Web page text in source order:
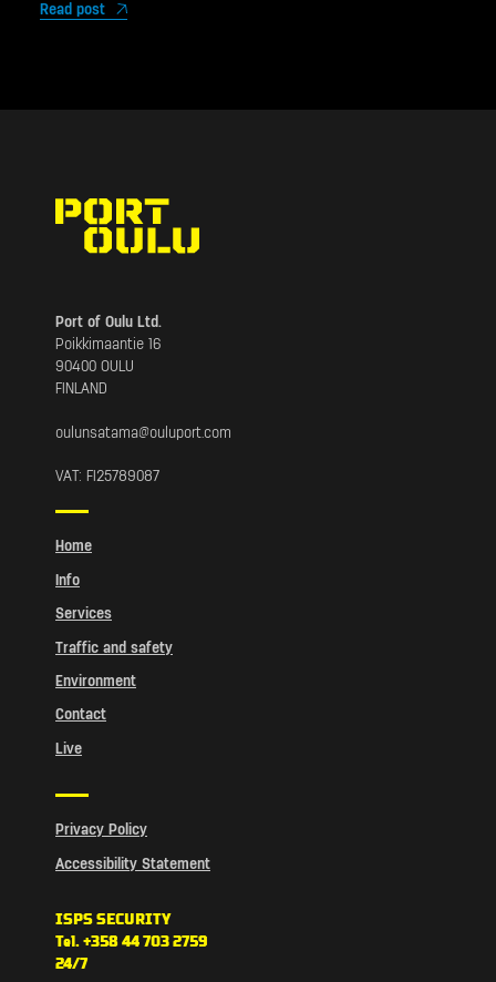
Read post
Port of Oulu Ltd.
Poikkimaantie 16
90400 OULU
FINLAND
oulunsatama@ouluport.com
VAT: FI25789087
Home
Info
Services
Traffic and safety
Environment
Contact
Live
Privacy Policy
Accessibility Statement
ISPS SECURITY
Tel. +358 44 703 2759
24/7